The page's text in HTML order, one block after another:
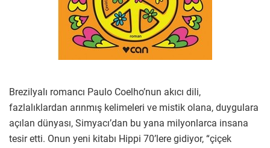
Brezilyalı romancı Paulo Coelho’nun akıcı dili,
fazlalıklardan arınmış kelimeleri ve mistik olana, duygulara
açılan dünyası, Simyacı’dan bu yana milyonlarca insana
tesir etti. Onun yeni kitabı Hippi 70’lere gidiyor, “çiçek